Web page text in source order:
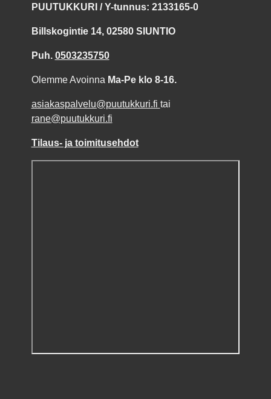
PUUTUKKURI / Y-tunnus: 2133165-0
Billskogintie 14, 02580 SIUNTIO
Puh. 0503235750
Olemme Avoinna Ma-Pe klo 8-16.
asiakaspalvelu@puutukkuri.fi tai
rane@puutukkuri.fi
Tilaus- ja toimitusehdot